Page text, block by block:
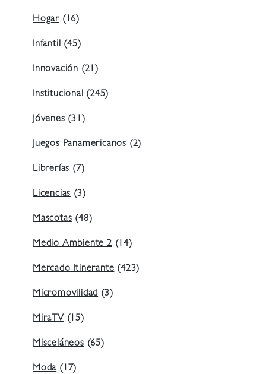
Hogar (16)
Infantil (45)
Innovación (21)
Institucional (245)
Jóvenes (31)
Juegos Panamericanos (2)
Librerías (7)
Licencias (3)
Mascotas (48)
Medio Ambiente 2(14)
Mercado Itinerante (423)
Micromovilidad (3)
MiraTV (15)
Misceláneos (65)
Moda (17)